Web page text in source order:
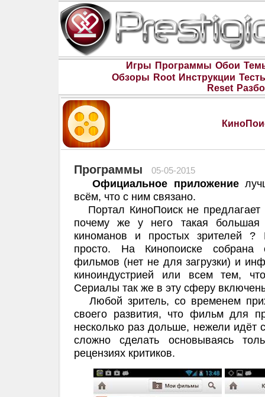
Игры Программы Обои
Обзоры Root Инструкции
Reset
Программы 05-05-2015
Официальное приложение
всём, что с ним связано.
Портал КиноПоиск не предлагает
почему же у него такая большая
киноманов и простых зрителей
просто. На Кинопоиске собрана
фильмов (нет не для загрузки) и
киноиндустрией или всем тем,
Сериалы так же в эту сферу
Любой зритель, со временем
своего развития, что фильм для
несколько раз дольше, нежели
сложно сделать основываясь
рецензиях критиков.